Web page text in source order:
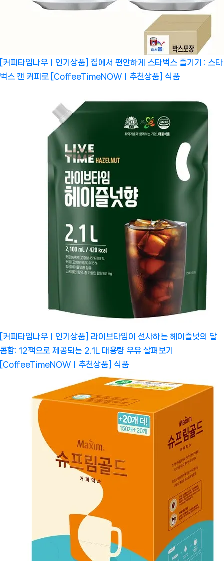
[커피타임나우ㅣ인기상품] 집에서 편안하게 스타벅스 즐기기 : 스타
벅스 캔 커피로 [CoffeeTimeNOWㅣ추천상품]
식품
[커피타임나우ㅣ인기상품] 라이브타임이 선사하는 헤이즐넛의 달
콤함: 12팩으로 제공되는 2.1L 대용량 우유 살펴보기
[CoffeeTimeNOWㅣ추천상품]
식품